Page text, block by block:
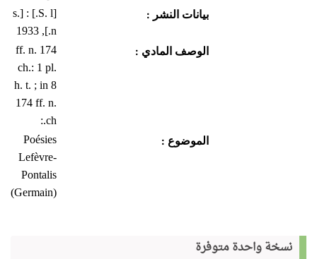
بيانات النشر :
[S. l.] : [s.
n.], 1933
الوصف المادي :
174 ff. n.
ch.: 1 pl.
h. t. ; in 8
174 ff. n.
ch.:
الموضوع :
Poésies
Lefèvre-
Pontalis
(Germain)
نسخة واحدة متوفرة